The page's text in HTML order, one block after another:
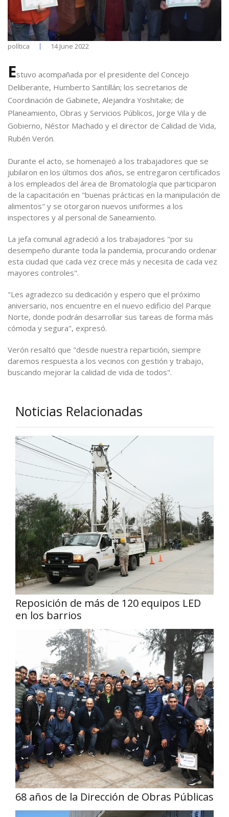
política 14 June 2022
Estuvo acompañada por el presidente del Concejo
Deliberante, Humberto Santillán; los secretarios de
Coordinación de Gabinete, Alejandra Yoshitake; de
Planeamiento, Obras y Servicios Públicos, Jorge Vila y de
Gobierno, Néstor Machado y el director de Calidad de Vida,
Rubén Verón.
Durante el acto, se homenajeó a los trabajadores que se
jubilaron en los últimos dos años, se entregaron certificados
a los empleados del área de Bromatología que participaron
de la capacitación en "buenas prácticas en la manipulación de
alimentos" y se otorgaron nuevos uniformes a los
inspectores y al personal de Saneamiento.
La jefa comunal agradeció a los trabajadores "por su
desempeño durante toda la pandemia, procurando ordenar
esta ciudad que cada vez crece más y necesita de cada vez
mayores controles".
"Les agradezco su dedicación y espero que el próximo
aniversario, nos encuentre en el nuevo edificio del Parque
Norte, donde podrán desarrollar sus tareas de forma más
cómoda y segura", expresó.
Verón resaltó que "desde nuestra repartición, siempre
daremos respuesta a los vecinos con gestión y trabajo,
buscando mejorar la calidad de vida de todos".
Noticias Relacionadas
Reposición de más de 120 equipos LED
en los barrios
68 años de la Dirección de Obras Públicas